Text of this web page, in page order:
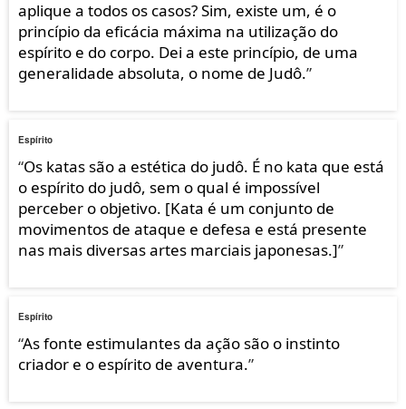
aplique a todos os casos? Sim, existe um, é o
princípio da eficácia máxima na utilização do
espírito e do corpo. Dei a este princípio, de uma
generalidade absoluta, o nome de Judô.”
Espírito
“Os katas são a estética do judô. É no kata que está
o espírito do judô, sem o qual é impossível
perceber o objetivo. [Kata é um conjunto de
movimentos de ataque e defesa e está presente
nas mais diversas artes marciais japonesas.]”
Espírito
“As fonte estimulantes da ação são o instinto
criador e o espírito de aventura.”